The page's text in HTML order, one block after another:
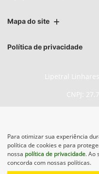
Mapa do site
Política de privacidade
Lipetral
CNPJ:
No trânsito,
salva vidas.
Para otimizar sua experiência
política de cookies e para
nossa política de privacidade. Ao
concorda com nossas políticas.